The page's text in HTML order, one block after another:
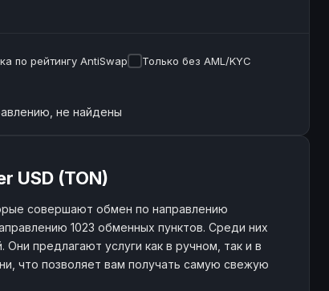
по рейтингу AntiSwap Только без AML/KYC
не найдены
USD (TON)
совершают обмен по направлению
1023 обменных пунктов. Среди них
предлагают услуги как в ручном, так и в
что позволяет вам получать самую свежую